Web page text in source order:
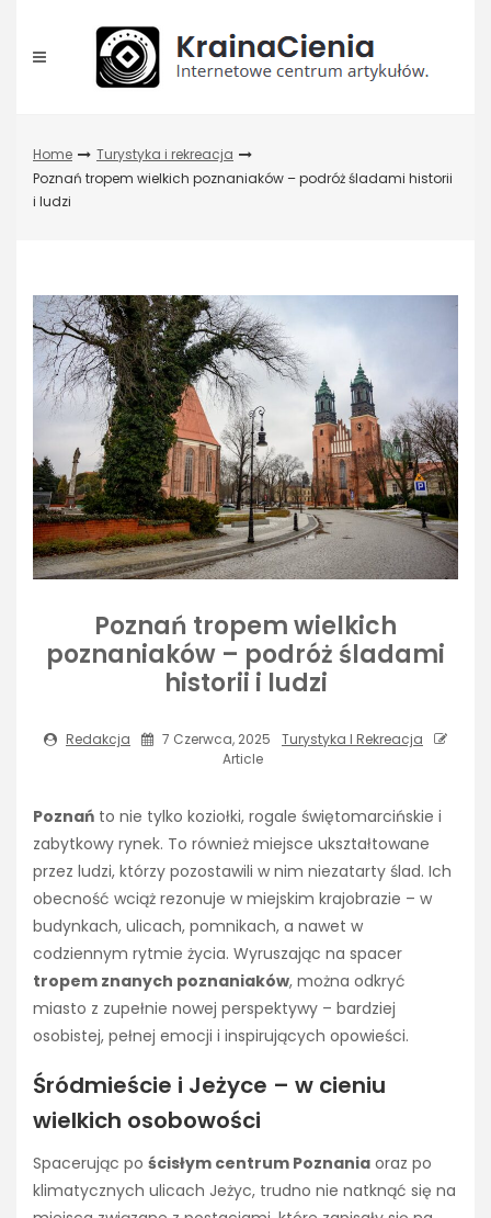
content
Home
Turystyka i rekreacja
Poznań tropem wielkich poznaniaków – podróż śladami historii
i ludzi
Poznań tropem wielkich
poznaniaków – podróż śladami
historii i ludzi
Redakcja 7 Czerwca, 2025
Turystyka I Rekreacja
Article
Poznań to nie tylko koziołki, rogale świętomarcińskie i
zabytkowy rynek. To również miejsce ukształtowane
przez ludzi, którzy pozostawili w nim niezatarty ślad. Ich
obecność wciąż rezonuje w miejskim krajobrazie – w
budynkach, ulicach, pomnikach, a nawet w
codziennym rytmie życia. Wyruszając na spacer
tropem znanych poznaniaków, można odkryć
miasto z zupełnie nowej perspektywy – bardziej
osobistej, pełnej emocji i inspirujących opowieści.
Śródmieście i Jeżyce – w cieniu
wielkich osobowości
Spacerując po ścisłym centrum Poznania oraz po
klimatycznych ulicach Jeżyc, trudno nie natknąć się na